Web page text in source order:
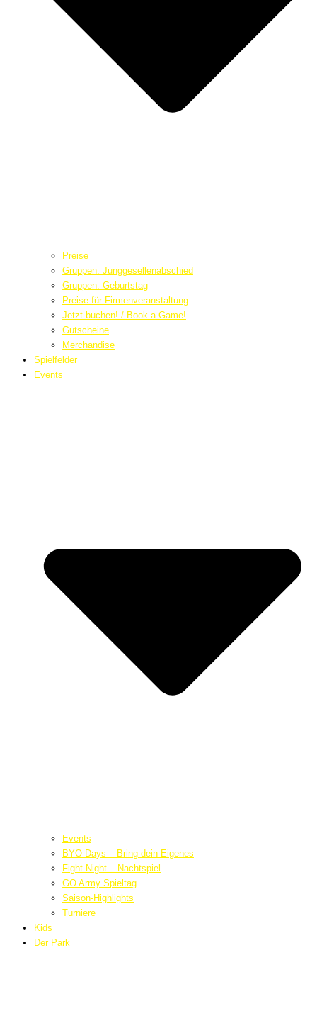
Preise
Gruppen: Junggesellenabschied
Gruppen: Geburtstag
Preise für Firmenveranstaltung
Jetzt buchen! / Book a Game!
Gutscheine
Merchandise
Spielfelder
Events
Events
BYO Days – Bring dein Eigenes
Fight Night – Nachtspiel
GO Army Spieltag
Saison-Highlights
Turniere
Kids
Der Park